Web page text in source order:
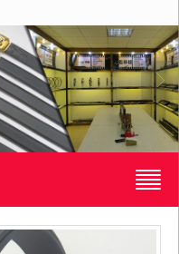
很遗憾，因您的浏览器版本过低导致无法获得最佳浏览体验，推荐下载安装谷歌浏览器！